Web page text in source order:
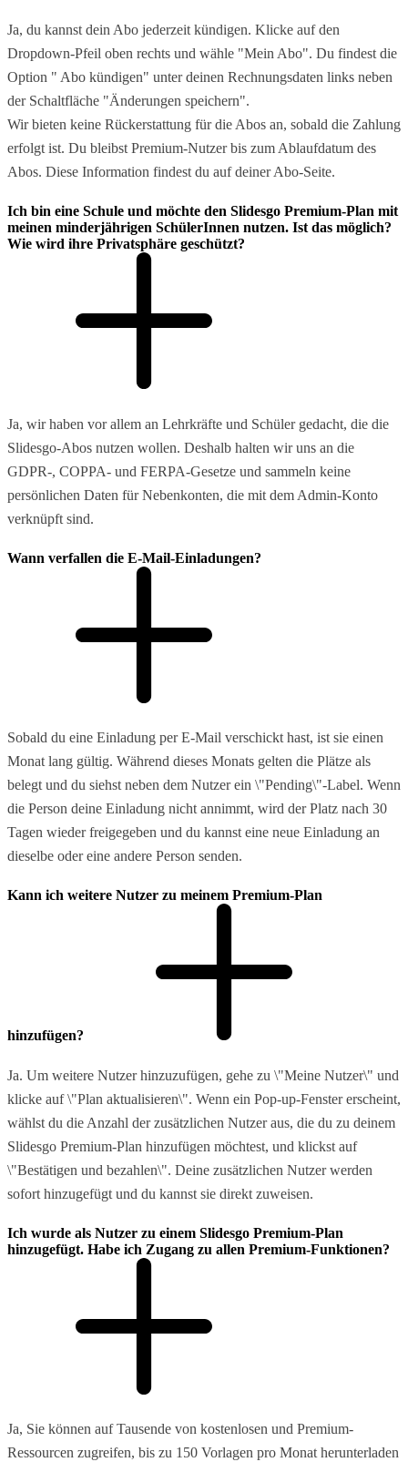
Ja, du kannst dein Abo jederzeit kündigen. Klicke auf den
Dropdown-Pfeil oben rechts und wähle "Mein Abo". Du findest die
Option " Abo kündigen" unter deinen Rechnungsdaten links neben
der Schaltfläche "Änderungen speichern".
Wir bieten keine Rückerstattung für die Abos an, sobald die Zahlung
erfolgt ist. Du bleibst Premium-Nutzer bis zum Ablaufdatum des
Abos. Diese Information findest du auf deiner Abo-Seite.
Ich bin eine Schule und möchte den Slidesgo Premium-Plan mit
meinen minderjährigen SchülerInnen nutzen. Ist das möglich?
Wie wird ihre Privatsphäre geschützt?
Ja, wir haben vor allem an Lehrkräfte und Schüler gedacht, die die
Slidesgo-Abos nutzen wollen. Deshalb halten wir uns an die
GDPR-, COPPA- und FERPA-Gesetze und sammeln keine
persönlichen Daten für Nebenkonten, die mit dem Admin-Konto
verknüpft sind.
Wann verfallen die E-Mail-Einladungen?
Sobald du eine Einladung per E-Mail verschickt hast, ist sie einen
Monat lang gültig. Während dieses Monats gelten die Plätze als
belegt und du siehst neben dem Nutzer ein \"Pending\"-Label. Wenn
die Person deine Einladung nicht annimmt, wird der Platz nach 30
Tagen wieder freigegeben und du kannst eine neue Einladung an
dieselbe oder eine andere Person senden.
Kann ich weitere Nutzer zu meinem Premium-Plan
hinzufügen?
Ja. Um weitere Nutzer hinzuzufügen, gehe zu \"Meine Nutzer\" und
klicke auf \"Plan aktualisieren\". Wenn ein Pop-up-Fenster erscheint,
wählst du die Anzahl der zusätzlichen Nutzer aus, die du zu deinem
Slidesgo Premium-Plan hinzufügen möchtest, und klickst auf
\"Bestätigen und bezahlen\". Deine zusätzlichen Nutzer werden
sofort hinzugefügt und du kannst sie direkt zuweisen.
Ich wurde als Nutzer zu einem Slidesgo Premium-Plan
hinzugefügt. Habe ich Zugang zu allen Premium-Funktionen?
Ja, Sie können auf Tausende von kostenlosen und Premium-
Ressourcen zugreifen, bis zu 150 Vorlagen pro Monat herunterladen